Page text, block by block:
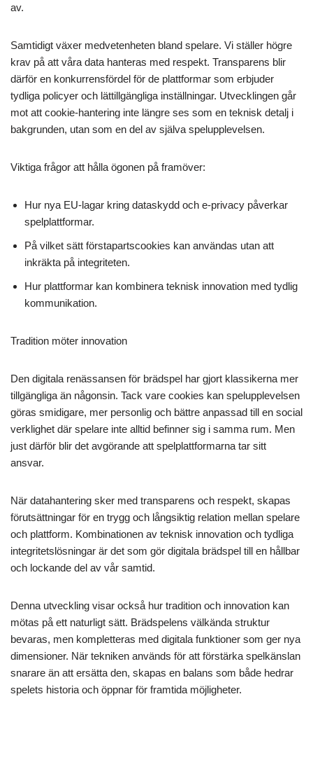
av.
Samtidigt växer medvetenheten bland spelare. Vi ställer högre
krav på att våra data hanteras med respekt. Transparens blir
därför en konkurrensfördel för de plattformar som erbjuder
tydliga policyer och lättillgängliga inställningar. Utvecklingen går
mot att cookie-hantering inte längre ses som en teknisk detalj i
bakgrunden, utan som en del av själva spelupplevelsen.
Viktiga frågor att hålla ögonen på framöver:
Hur nya EU-lagar kring dataskydd och e-privacy påverkar
spelplattformar.
På vilket sätt förstapartscookies kan användas utan att
inkräkta på integriteten.
Hur plattformar kan kombinera teknisk innovation med tydlig
kommunikation.
Tradition möter innovation
Den digitala renässansen för brädspel har gjort klassikerna mer
tillgängliga än någonsin. Tack vare cookies kan spelupplevelsen
göras smidigare, mer personlig och bättre anpassad till en social
verklighet där spelare inte alltid befinner sig i samma rum. Men
just därför blir det avgörande att spelplattformarna tar sitt
ansvar.
När datahantering sker med transparens och respekt, skapas
förutsättningar för en trygg och långsiktig relation mellan spelare
och plattform. Kombinationen av teknisk innovation och tydliga
integritetslösningar är det som gör digitala brädspel till en hållbar
och lockande del av vår samtid.
Denna utveckling visar också hur tradition och innovation kan
mötas på ett naturligt sätt. Brädspelens välkända struktur
bevaras, men kompletteras med digitala funktioner som ger nya
dimensioner. När tekniken används för att förstärka spelkänslan
snarare än att ersätta den, skapas en balans som både hedrar
spelets historia och öppnar för framtida möjligheter.